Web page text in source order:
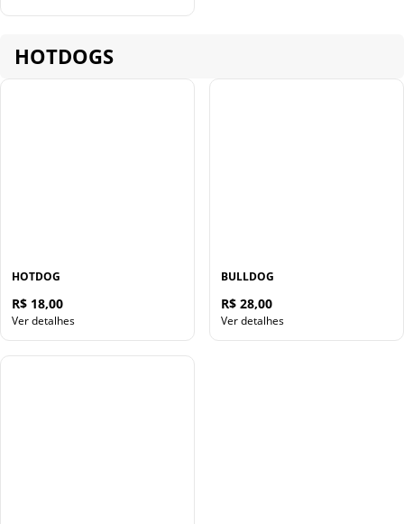
HOTDOGS
HOTDOG
R$ 18,00
Ver detalhes
BULLDOG
R$ 28,00
Ver detalhes